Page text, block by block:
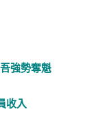
強勢奪魁
收入